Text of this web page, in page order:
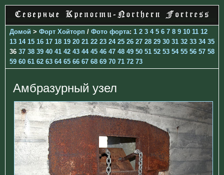
Домой > Форт Хойторп / Фото форта: 1 2 3 4 5 6 7 8 9 10 11 12
13 14 15 16 17 18 19 20 21 22 23 24 25 26 27 28 29 30 31 32 33 34 35
36 37 38 39 40 41 42 43 44 45 46 47 48 49 50 51 52 53 54 55 56 57 58
59 60 61 62 63 64 65 66 67 68 69 70 71 72 73
Амбразурный узел